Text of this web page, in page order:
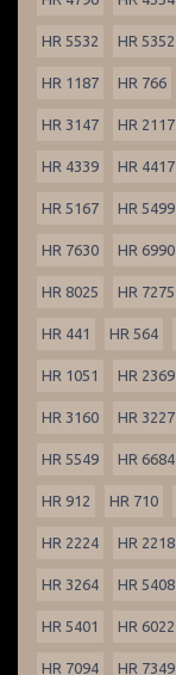
HR 5532 HR 5352
HR 1187 HR 766
HR 3147 HR 2117
HR 4339 HR 4417
HR 5167 HR 5499
HR 7630 HR 6990
HR 8025 HR 7275
HR 441 HR 564
HR 1051 HR 2369
HR 3160 HR 3227
HR 5549 HR 6684
HR 912 HR 710
HR 2224 HR 2218
HR 3264 HR 5408
HR 5401 HR 6022
HR 7094 HR 7349